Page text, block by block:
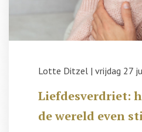
Lotte Ditzel | vrijdag 27
Liefdesverdriet:
de wereld even